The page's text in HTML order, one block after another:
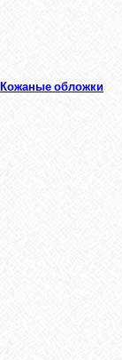
Кожаные обложки